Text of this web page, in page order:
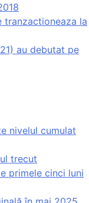
tranzactioneaza la
au debutat pe
nivelul cumulat
trecut
primele cinci luni